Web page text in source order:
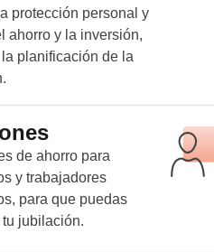
protección personal y
ahorro y la inversión,
planificación de la
de ahorro para
y trabajadores
para que puedas
jubilación.